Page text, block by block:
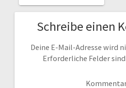
Schreibe einen
Deine E-Mail-Adresse wird
Erforderliche Felder